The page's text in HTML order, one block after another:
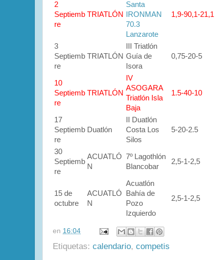
2
Septiemb
re
TRIATLÓN
Santa
IRONMAN
70.3
Lanzarote
1,9-90,1-21,1
3
Septiemb
re
TRIATLÓN
III Triatlón
Guía de
Isora
0,75-20-5
10
Septiemb
re
TRIATLÓN
IV
ASOGARA
Triatlón Isla
Baja
1.5-40-10
17
Septiemb
re
Duatlón
II Duatlón
Costa Los
Silos
5-20-2.5
30
Septiemb
re
ACUATLÓ
N
7º Lagothlón
Blancobar
2,5-1-2,5
15 de
octubre
ACUATLÓ
N
Acuatlón
Bahía de
Pozo
Izquierdo
2,5-1-2,5
en 16:04
Etiquetas: calendario, competis